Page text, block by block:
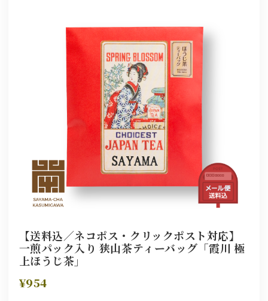
【送料込／ネコポス・クリックポスト対応】
一煎パック入り 狭山茶ティーバッグ「霞川 極
上ほうじ茶」
¥954